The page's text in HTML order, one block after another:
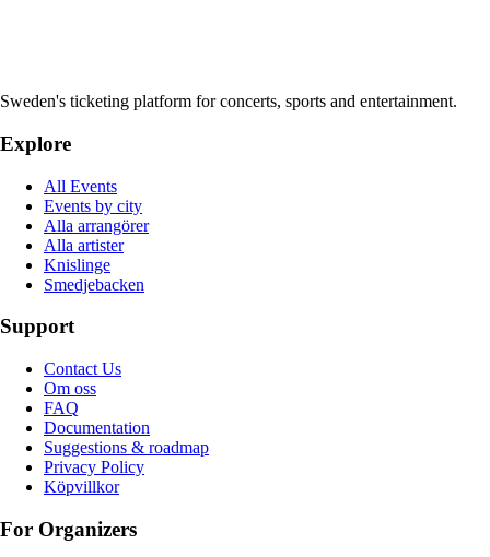
Sweden's ticketing platform for concerts, sports and entertainment.
Explore
All Events
Events by city
Alla arrangörer
Alla artister
Knislinge
Smedjebacken
Support
Contact Us
Om oss
FAQ
Documentation
Suggestions & roadmap
Privacy Policy
Köpvillkor
For Organizers